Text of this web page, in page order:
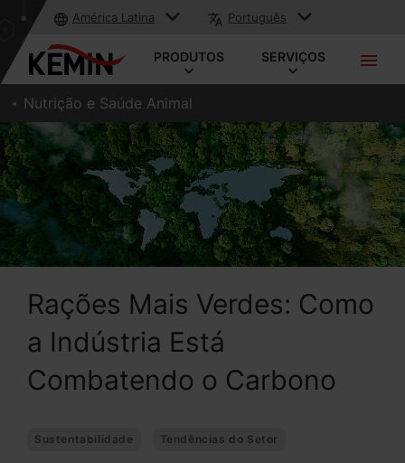
América Latina Português
PRODUTOS SERVIÇOS
Nutrição e Saúde Animal
Rações Mais Verdes: Como
a Indústria Está
Combatendo o Carbono
Sustentabilidade Tendências do Setor